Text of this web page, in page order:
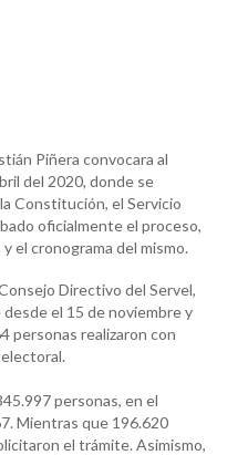
Piñera convocara al
del 2020, donde se
Constitución, el Servicio
oficialmente el proceso,
el cronograma del mismo.
Directivo del Servel,
el 15 de noviembre y
personas realizaron con
personas, en el
Mientras que 196.620
el trámite. Asimismo,